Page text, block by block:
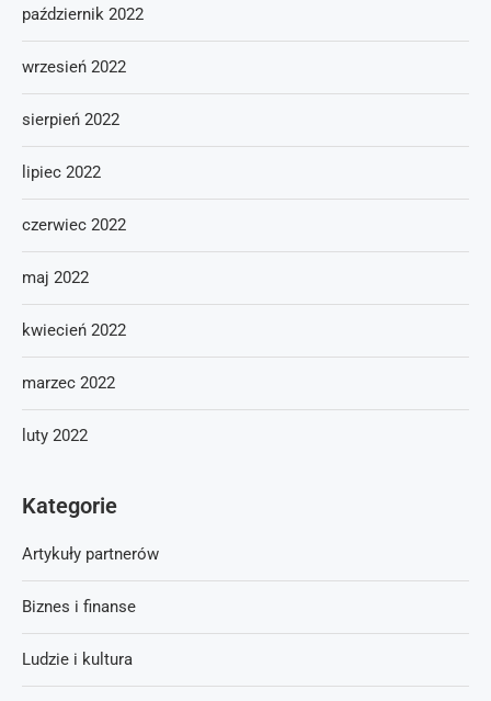
październik 2022
wrzesień 2022
sierpień 2022
lipiec 2022
czerwiec 2022
maj 2022
kwiecień 2022
marzec 2022
luty 2022
Kategorie
Artykuły partnerów
Biznes i finanse
Ludzie i kultura